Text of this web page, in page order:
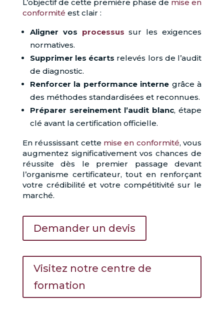
L’objectif de cette première phase de mise en
conformité est clair :
Aligner vos processus sur les exigences
normatives.
Supprimer les écarts relevés lors de l’audit
de diagnostic.
Renforcer la performance interne grâce à
des méthodes standardisées et reconnues.
Préparer sereinement l’audit blanc, étape
clé avant la certification officielle.
En réussissant cette mise en conformité, vous
augmentez significativement vos chances de
réussite dès le premier passage devant
l’organisme certificateur, tout en renforçant
votre crédibilité et votre compétitivité sur le
marché.
Demander un devis
Visitez notre centre de
formation